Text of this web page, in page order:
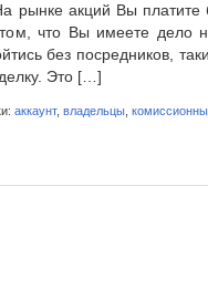
рынке акций Вы платите
что Вы имеете дело
без посредников,
Это […]
аккаунт, владельцы